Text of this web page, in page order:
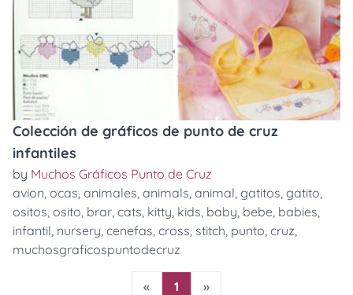
Colección de gráficos de punto de cruz
infantiles
by Muchos Gráficos Punto de Cruz
avion, ocas, animales, animals, animal, gatitos, gatito,
ositos, osito, brar, cats, kitty, kids, baby, bebe, babies,
infantil, nursery, cenefas, cross, stitch, punto, cruz,
muchosgraficospuntodecruz
« 1 »